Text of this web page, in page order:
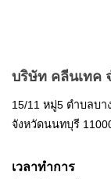
บริษัท คลีนเทค
15/11 หมู่5 ตำบลบ
จังหวัดนนทบุรี
เวลาทำการ